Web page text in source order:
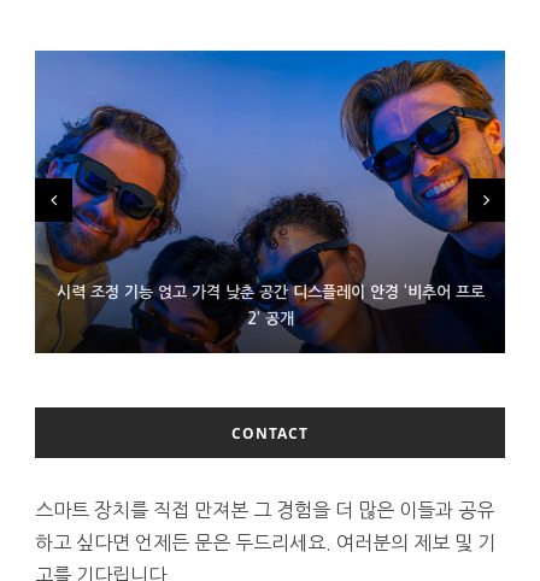
시력 조정 기능 얹고 가격 낮춘 공간 디스플레이 안경 ‘비추어 프로
2’ 공개
D램 부족에 10억달러어치 아이폰18 프로세서 패키징 대기 중
300~400달러 반지형 스피커 준비하는 오픈AI
CONTACT
스마트 장치를 직접 만져본 그 경험을 더 많은 이들과 공유
하고 싶다면 언제든 문은 두드리세요. 여러분의 제보 및 기
고를 기다립니다.